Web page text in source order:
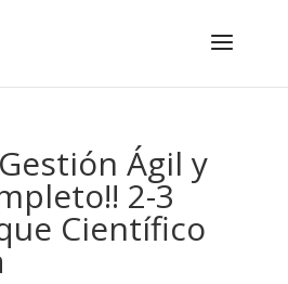
Ágil y
2-3
Científico